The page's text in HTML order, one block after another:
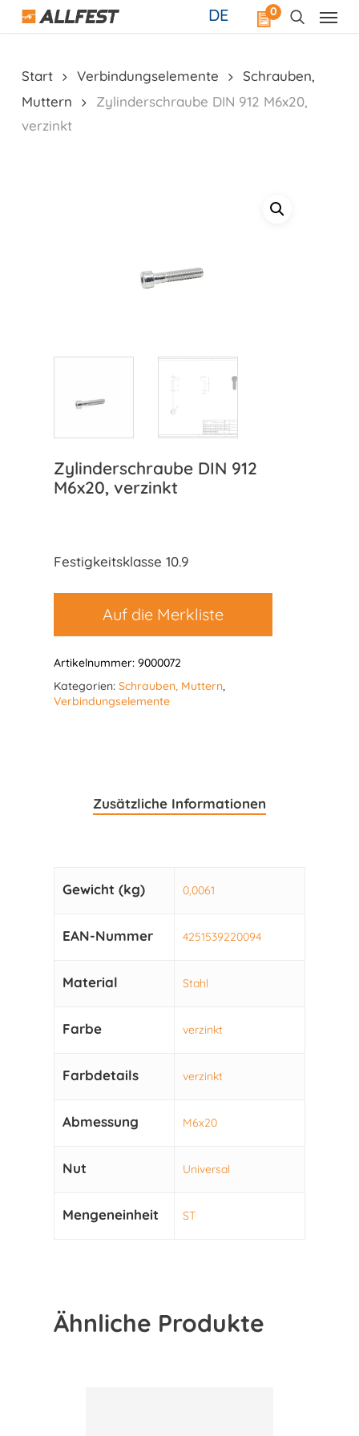
Skip
0
DE
Start Verbindungselemente
Schrauben,
Muttern
Zylinderschraube DIN 912 M6x20,
verzinkt
Zylinderschraube DIN 912
M6x20, verzinkt
Festigkeitsklasse 10.9
Auf die Merkliste
Artikelnummer: 9000072
Kategorien: Schrauben, Muttern,
Verbindungselemente
Zusätzliche Informationen
Gewicht (kg) 0,0061
EAN-Nummer 4251539220094
Material Stahl
Farbe verzinkt
Farbdetails verzinkt
Abmessung M6x20
Nut Universal
Mengeneinheit ST
Ähnliche Produkte